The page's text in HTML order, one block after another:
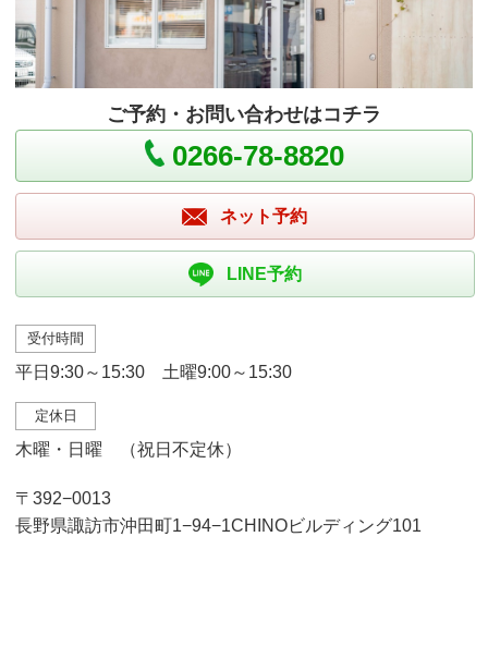
ご予約・お問い合わせはコチラ
0266-78-8820
ネット予約
LINE予約
受付時間
平日9:30～15:30 土曜9:00～15:30
定休日
木曜・日曜 （祝日不定休）
〒392−0013
長野県諏訪市沖田町1−94−1CHINOビルディング101